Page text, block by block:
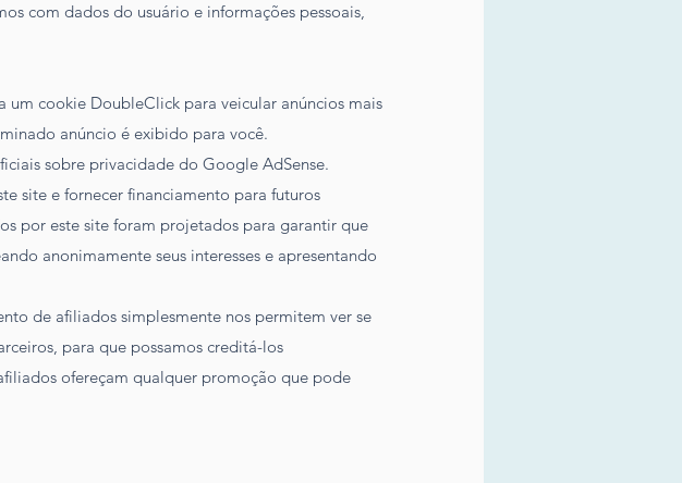
com dados do usuário e informações pessoais,
um cookie DoubleClick para veicular anúncios mais
anúncio é exibido para você.
sobre privacidade do Google AdSense.
site e fornecer financiamento para futuros
​​por este site foram projetados para garantir que
anonimamente seus interesses e apresentando
de afiliados simplesmente nos permitem ver se
para que possamos creditá-los
ofereçam qualquer promoção que pode